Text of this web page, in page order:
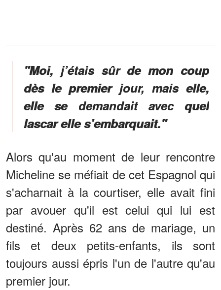
"Moi, j’étais sûr de mon coup
dès le premier jour, mais elle,
elle se demandait avec quel
lascar elle s’embarquait."
Alors qu'au moment de leur rencontre
Micheline se méfiait de cet Espagnol qui
s'acharnait à la courtiser, elle avait fini
par avouer qu'il est celui qui lui est
destiné. Après 62 ans de mariage, un
fils et deux petits-enfants, ils sont
toujours aussi épris l'un de l'autre qu'au
premier jour.